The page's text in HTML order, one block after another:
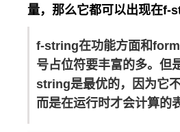
量，那么它都可以出现在f-
f-string在功能方面和
号占位符要丰富的多。但
string是最优的，因为它不
而是在运行时才会计算的